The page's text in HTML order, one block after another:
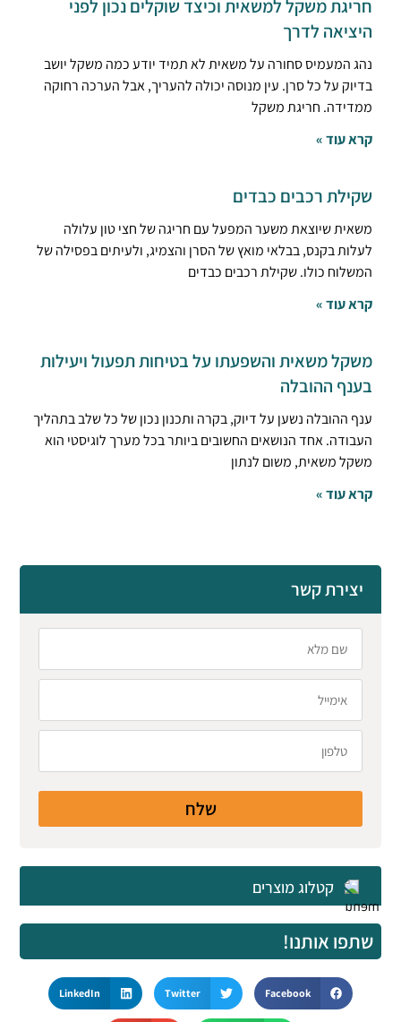
חריגת משקל למשאית וכיצד שוקלים נכון לפני
היציאה לדרך
נהג המעמיס סחורה על משאית לא תמיד יודע כמה משקל יושב
בדיוק על כל סרן. עין מנוסה יכולה להעריך, אבל הערכה רחוקה
ממדידה. חריגת משקל
קרא עוד »
שקילת רכבים כבדים
משאית שיוצאת משער המפעל עם חריגה של חצי טון עלולה
לעלות בקנס, בבלאי מואץ של הסרן והצמיג, ולעיתים בפסילה של
המשלוח כולו. שקילת רכבים כבדים
קרא עוד »
משקל משאית והשפעתו על בטיחות תפעול ויעילות
בענף ההובלה
ענף ההובלה נשען על דיוק, בקרה ותכנון נכון של כל שלב בתהליך
העבודה. אחד הנושאים החשובים ביותר בכל מערך לוגיסטי הוא
משקל משאית, משום לנתון
קרא עוד »
יצירת קשר
שלח
קטלוג מוצרים
שתפו אותנו!
Facebook
Twitter
LinkedIn